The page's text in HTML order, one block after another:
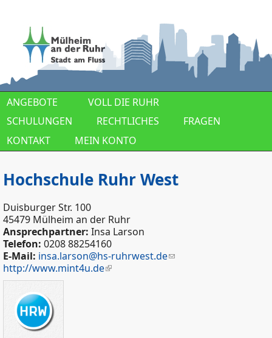
ANGEBOTE
VOLL DIE RUHR
SCHULUNGEN
RECHTLICHES
FRAGEN
KONTAKT
MEIN KONTO
Hochschule Ruhr West
Duisburger Str. 100
45479 Mülheim an der Ruhr
Ansprechpartner: Insa Larson
Telefon: 0208 88254160
E-Mail: insa.larson@hs-ruhrwest.de
http://www.mint4u.de